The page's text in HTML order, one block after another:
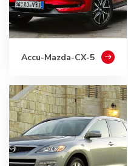
Accu-Mazda-CX-5